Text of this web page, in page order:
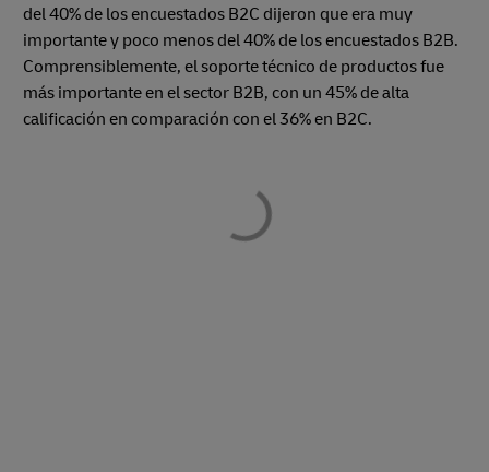
del 40% de los encuestados B2C dijeron que era muy
importante y poco menos del 40% de los encuestados B2B.
Comprensiblemente, el soporte técnico de productos fue
más importante en el sector B2B, con un 45% de alta
calificación en comparación con el 36% en B2C.